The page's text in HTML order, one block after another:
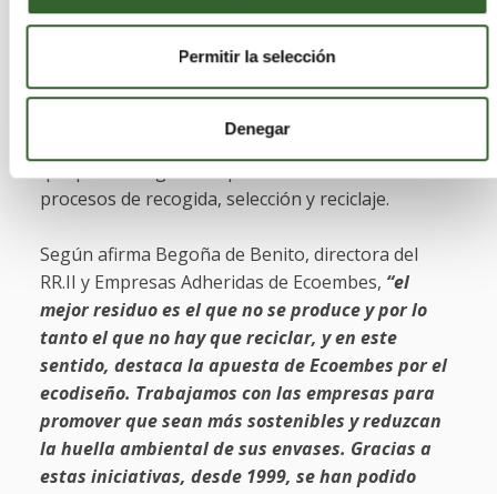
Permitir la selección
Denegar
importante esfuerzo por el diseño, así lo
demuestra el programa Diseñar para reciclar, con
el que a través de un check list y una herramienta
detectando la existencia de aspectos del diseño
procesos de recogida, selección y reciclaje.
Según afirma Begoña de Benito, directora del
RR.II y Empresas Adheridas de Ecoembes, “el
mejor residuo es el que no se produce y por lo
tanto el que no hay que reciclar, y en este
sentido, destaca la apuesta de Ecoembes por el
ecodiseño. Trabajamos con las empresas para
promover que sean más sostenibles y reduzcan
la huella ambiental de sus envases. Gracias a
estas iniciativas, desde 1999, se han podido